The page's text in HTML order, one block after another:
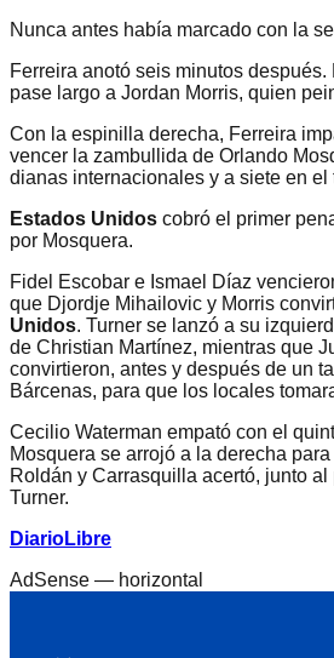
Nunca antes había marcado con la
Ferreira anotó seis minutos después.
pase largo a Jordan Morris, quien
Con la espinilla derecha, Ferreira
vencer la zambullida de Orlando
dianas internacionales y a siete en el
Estados Unidos cobró el primer
por Mosquera.
Fidel Escobar e Ismael Díaz
que Djordje Mihailovic y Morris
Unidos. Turner se lanzó a su
de Christian Martínez, mientras que
convirtieron, antes y después de un
Bárcenas, para que los locales
Cecilio Waterman empató con el
Mosquera se arrojó a la derecha
Roldán y Carrasquilla acertó, junto
Turner.
DiarioLibre
AdSense — horizontal